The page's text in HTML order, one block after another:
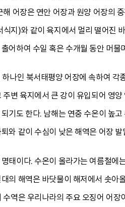
어장은 연안 어장과 원양 어장의
지)와 같이 육지에서 멀리 떨어진
어하여 수일 혹은 수개월 동안 머물
나인 북서태평양 어장에 속하여
변 육지에서 큰 강이 유입되어 영
기도 한다. 남해는 연중 수온이 높
와 같이 수심이 낮은 해역은 어장
태이다. 수온이 올라가는 여름철
의 해역은 바닷물이 해저에서 솟
역은 우리나라의 주요 오징어 어장